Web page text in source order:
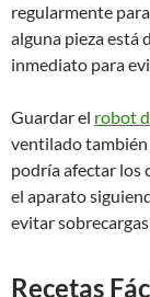
regularmente
alguna pieza está
inmediato para
Guardar el robot
ventilado también
podría afectar los
el aparato
evitar
Recetas